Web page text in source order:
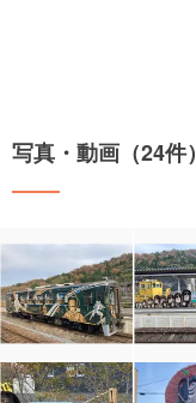
写真・動画（24件）